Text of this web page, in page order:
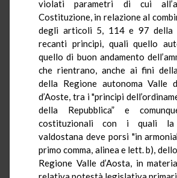
violati parametri di cui
Costituzione, in relazione al
degli articoli 5, 114 e 97 della
recanti principi, quali quello
quello di buon andamento
che rientrano, anche ai fini
della Regione autonoma Valle
d’Aoste, tra i "principi
della Repubblica” e
costituzionali con i quali la
valdostana deve porsi "in
primo comma, alinea e lett. b),
Regione Valle d’Aosta, in